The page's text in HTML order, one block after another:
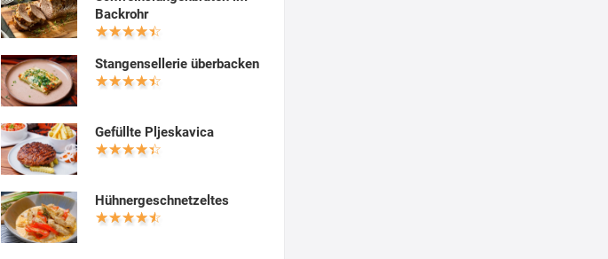
Backrohr
Stangensellerie überbacken
Gefüllte Pljeskavica
Hühnergeschnetzeltes